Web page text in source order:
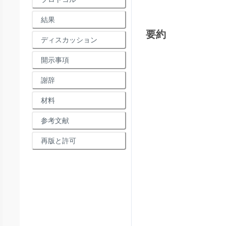
結果
ディスカッション
開示事項
謝辞
材料
参考文献
再版と許可
要約